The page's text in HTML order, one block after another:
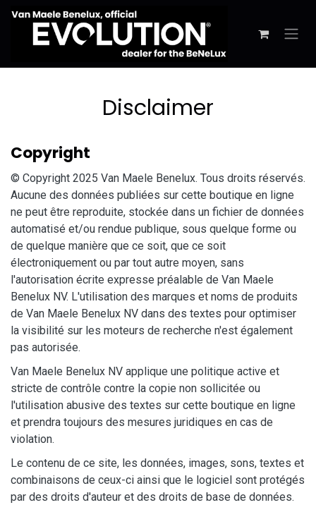
Disclaimer
Copyright
© Copyright 2025 Van Maele Benelux. Tous droits réservés.
Aucune des données publiées sur cette boutique en ligne
ne peut être reproduite, stockée dans un fichier de données
automatisé et/ou rendue publique, sous quelque forme ou
de quelque manière que ce soit, que ce soit
électroniquement ou par tout autre moyen, sans
l'autorisation écrite expresse préalable de Van Maele
Benelux NV. L'utilisation des marques et noms de produits
de Van Maele Benelux NV dans des textes pour optimiser
la visibilité sur les moteurs de recherche n'est également
pas autorisée.
Van Maele Benelux NV applique une politique active et
stricte de contrôle contre la copie non sollicitée ou
l'utilisation abusive des textes sur cette boutique en ligne
et prendra toujours des mesures juridiques en cas de
violation.
Le contenu de ce site, les données, images, sons, textes et
combinaisons de ceux-ci ainsi que le logiciel sont protégés
par des droits d'auteur et des droits de base de données.